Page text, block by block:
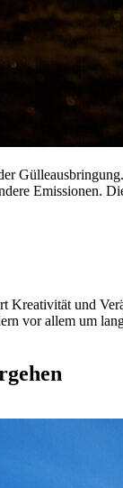
Emissionen.
Kreativität und
vor allem um